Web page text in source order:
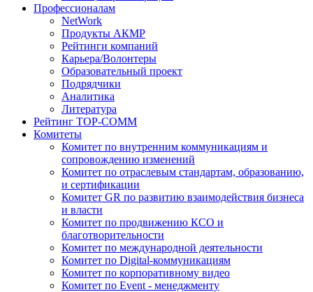
Профессионалам
NetWork
Продукты АКМР
Рейтинги компаний
Карьера/Волонтеры
Образовательный проект
Подрядчики
Аналитика
Литература
Рейтинг TOP-COMM
Комитеты
Комитет по внутренним коммуникациям и
сопровождению изменений
Комитет по отраслевым стандартам, образованию,
и сертификации
Комитет GR по развитию взаимодействия бизнеса
и власти
Комитет по продвижению КСО и
благотворительности
Комитет по международной деятельности
Комитет по Digital-коммуникациям
Комитет по корпоративному видео
Комитет по Event - менеджменту